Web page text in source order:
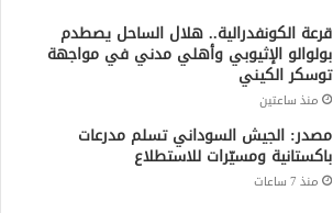
قرعة الكونفدرالية.. هلال الساحل يصطدم
بولوالو الإثيوبي وأهلي مدني في مواجهة
توسكر الكيني
منذ ساعتين
مصدر: الجيش السوداني تسلم مدرعات
باكستانية ومسيّرات للاستطلاع
منذ 7 ساعات